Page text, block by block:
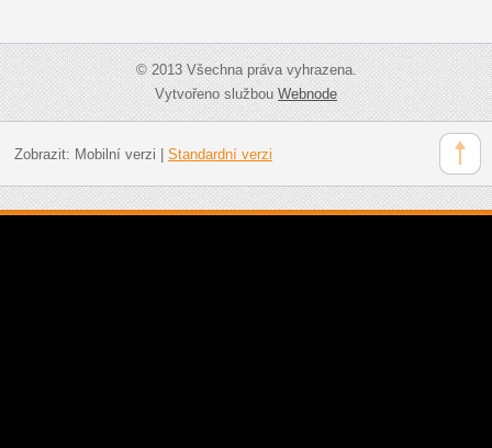
© 2013 Všechna práva vyhrazena.
Vytvořeno službouWebnode
Zobrazit: Mobilní verzi Standardní verzi